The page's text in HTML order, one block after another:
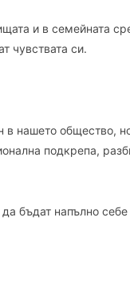
и в семейната
чувствата си.
в нашето общество,
подкрепа,
бъдат напълно себе